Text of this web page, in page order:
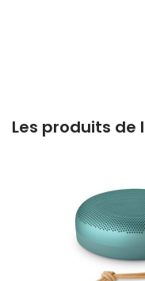
Les produits